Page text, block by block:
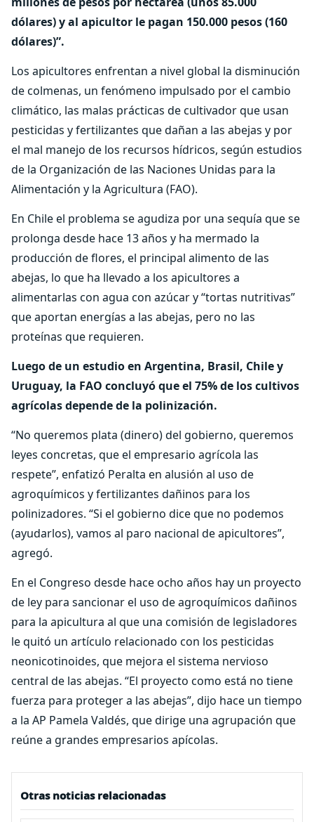
dólares) y al apicultor le pagan 150.000 pesos (160
dólares)”.
Los apicultores enfrentan a nivel global la disminución
de colmenas, un fenómeno impulsado por el cambio
climático, las malas prácticas de cultivador que usan
pesticidas y fertilizantes que dañan a las abejas y por
el mal manejo de los recursos hídricos, según estudios
de la Organización de las Naciones Unidas para la
Alimentación y la Agricultura (FAO).
En Chile el problema se agudiza por una sequía que se
prolonga desde hace 13 años y ha mermado la
producción de flores, el principal alimento de las
abejas, lo que ha llevado a los apicultores a
alimentarlas con agua con azúcar y “tortas nutritivas”
que aportan energías a las abejas, pero no las
proteínas que requieren.
Luego de un estudio en Argentina, Brasil, Chile y
Uruguay, la FAO concluyó que el 75% de los cultivos
agrícolas depende de la polinización.
“No queremos plata (dinero) del gobierno, queremos
leyes concretas, que el empresario agrícola las
respete”, enfatizó Peralta en alusión al uso de
agroquímicos y fertilizantes dañinos para los
polinizadores. “Si el gobierno dice que no podemos
(ayudarlos), vamos al paro nacional de apicultores”,
agregó.
En el Congreso desde hace ocho años hay un proyecto
de ley para sancionar el uso de agroquímicos dañinos
para la apicultura al que una comisión de legisladores
le quitó un artículo relacionado con los pesticidas
neonicotinoides, que mejora el sistema nervioso
central de las abejas. “El proyecto como está no tiene
fuerza para proteger a las abejas”, dijo hace un tiempo
a la AP Pamela Valdés, que dirige una agrupación que
reúne a grandes empresarios apícolas.
Otras noticias relacionadas